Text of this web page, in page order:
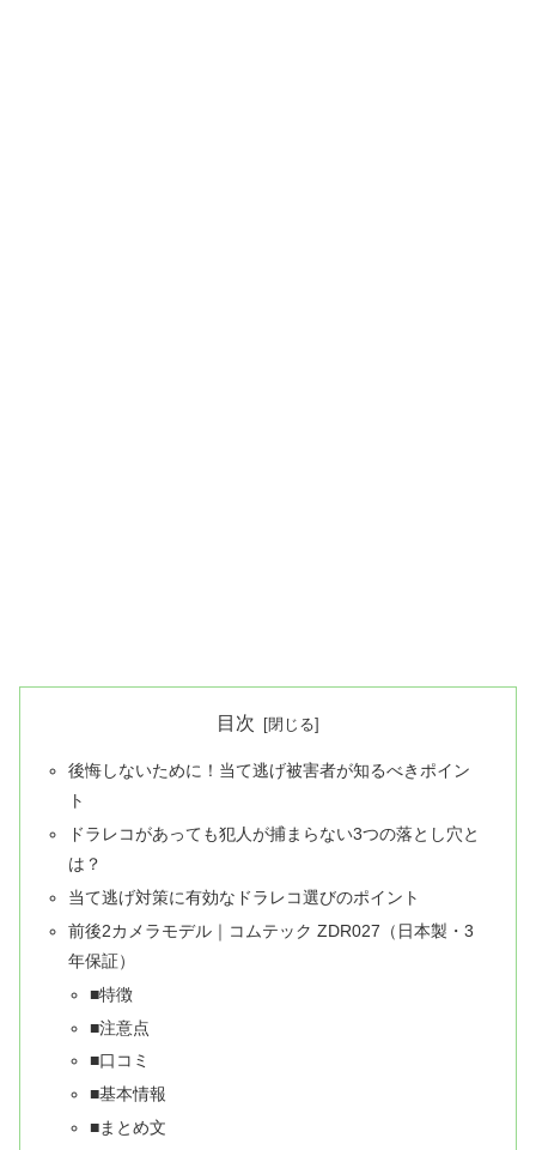
目次
後悔しないために！当て逃げ被害者が知るべきポイン
ト
ドラレコがあっても犯人が捕まらない3つの落とし穴と
は？
当て逃げ対策に有効なドラレコ選びのポイント
前後2カメラモデル｜コムテック ZDR027（日本製・3
年保証）
■特徴
■注意点
■口コミ
■基本情報
■まとめ文